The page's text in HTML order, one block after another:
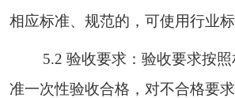
相应标准、规范的，可使用行业
5.2 验收要求：验收要求按
准一次性验收合格，对不合格要